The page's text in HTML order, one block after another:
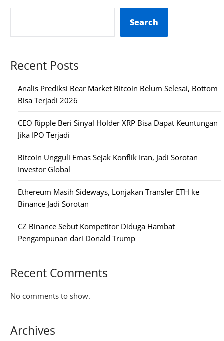
Search
Recent Posts
Analis Prediksi Bear Market Bitcoin Belum Selesai, Bottom
Bisa Terjadi 2026
CEO Ripple Beri Sinyal Holder XRP Bisa Dapat Keuntungan
Jika IPO Terjadi
Bitcoin Ungguli Emas Sejak Konflik Iran, Jadi Sorotan
Investor Global
Ethereum Masih Sideways, Lonjakan Transfer ETH ke
Binance Jadi Sorotan
CZ Binance Sebut Kompetitor Diduga Hambat
Pengampunan dari Donald Trump
Recent Comments
No comments to show.
Archives